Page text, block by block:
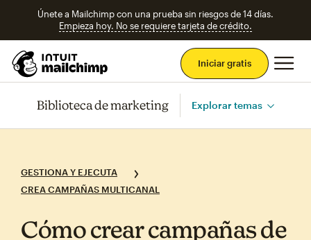
Únete a Mailchimp con una prueba sin riesgos de 14 días.
Empieza hoy. No se requiere tarjeta de crédito.
Iniciar gratis
Biblioteca de marketing Explorar temas
GESTIONA Y EJECUTA
CREA CAMPAÑAS MULTICANAL
Cómo crear campañas de